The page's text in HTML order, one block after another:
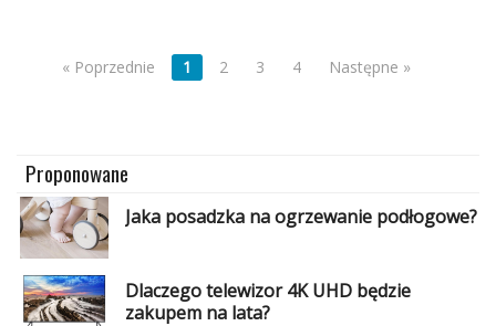
« Poprzednie 1 2 3 4 Następne »
Proponowane
Jaka posadzka na ogrzewanie podłogowe?
Dlaczego telewizor 4K UHD będzie
zakupem na lata?